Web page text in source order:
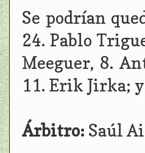
Se podrían
24. Pablo
Meeguer, 8.
11. Erik Jirka;
Árbitro: Saúl